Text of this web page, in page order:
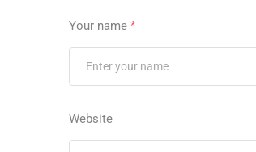
Your name*
Website